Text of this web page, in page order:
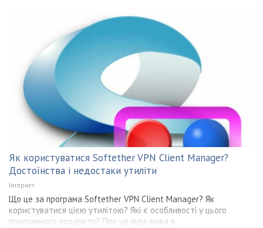
Як користуватися Softether VPN Client Manager?
Достоїнства і недостаки утиліти
Інтернет
Що це за програма Softether VPN Client Manager? Як
користуватися цією утилітою? Які є особливості у цього
програмного продукту? Про це піде мова в